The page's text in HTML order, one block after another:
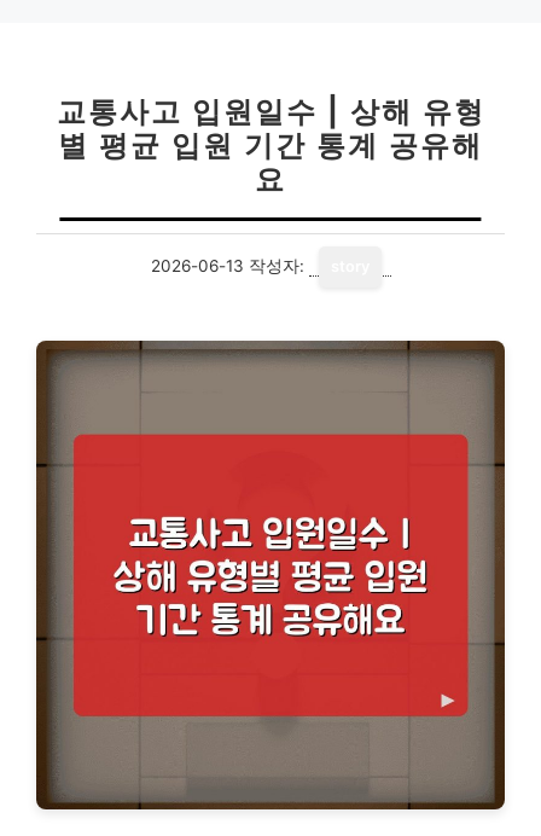
교통사고 입원일수 | 상해 유형
별 평균 입원 기간 통계 공유해
요
2026-06-13 작성자: